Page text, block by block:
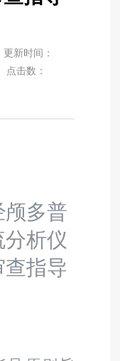
更新时间：
点击数：
颅多普
析仪
指导